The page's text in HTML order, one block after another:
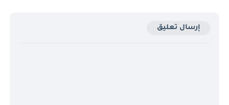
إرسال تعليق